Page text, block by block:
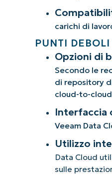
carichi di
PUNTI DEBOLI
Opzioni di
Secondo le
di repository
cloud-to-
Interfaccia
Veeam Data
Utilizzo
Data Cloud
sulle